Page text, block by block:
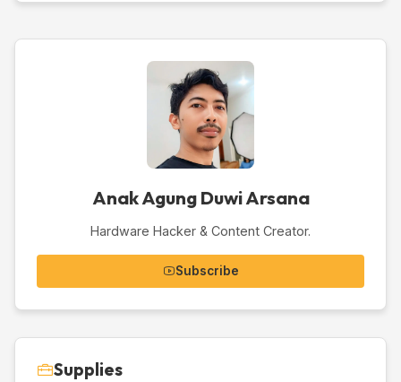
Anak Agung Duwi Arsana
Hardware Hacker & Content Creator.
Subscribe
Supplies